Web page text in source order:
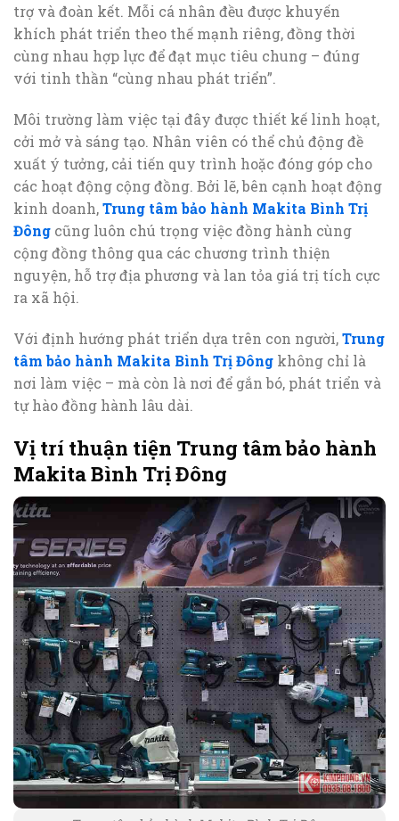
trợ và đoàn kết. Mỗi cá nhân đều được khuyến
khích phát triển theo thế mạnh riêng, đồng thời
cùng nhau hợp lực để đạt mục tiêu chung – đúng
với tinh thần “cùng nhau phát triển”.
Môi trường làm việc tại đây được thiết kế linh hoạt,
cởi mở và sáng tạo. Nhân viên có thể chủ động đề
xuất ý tưởng, cải tiến quy trình hoặc đóng góp cho
các hoạt động cộng đồng. Bởi lẽ, bên cạnh hoạt động
kinh doanh,Trung tâm bảo hành Makita Bình Trị
Đông cũng luôn chú trọng việc đồng hành cùng
cộng đồng thông qua các chương trình thiện
nguyện, hỗ trợ địa phương và lan tỏa giá trị tích cực
ra xã hội.
Với định hướng phát triển dựa trên con người,Trung
tâm bảo hành Makita Bình Trị Đông không chỉ là
nơi làm việc – mà còn là nơi để gắn bó, phát triển và
tự hào đồng hành lâu dài.
Vị trí thuận tiện Trung tâm bảo hành
Makita Bình Trị Đông